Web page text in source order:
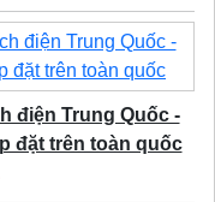
điện Trung Quốc -
đặt trên toàn quốc